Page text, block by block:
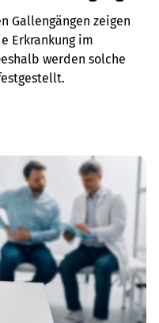
Gallengängen zeigen
Erkrankung im
werden solche